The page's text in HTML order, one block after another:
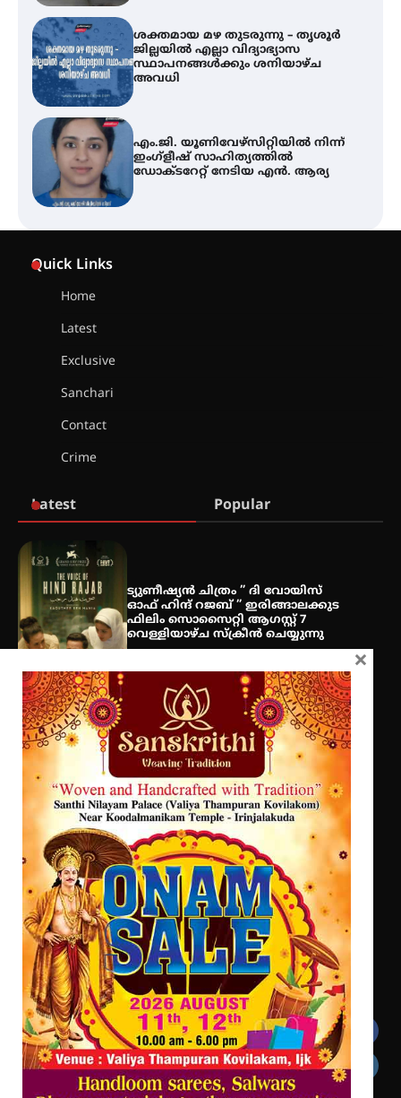
എം.ജി. യൂണിവേഴ്‌സിറ്റിയിൽ നിന്ന്
ഇംഗ്ളീഷ് സാഹിത്യത്തിൽ
ഡോക്ടറേറ്റ് നേടിയ എൻ. ആര്യ
ഇരിങ്ങാലക്കുട – ഗുരുവായൂർ –
താനൂർ റെയിൽപാത
യാഥാർത്ഥ്യമാകുന്നു
എം.ജി. യൂണിവേഴ്‌സിറ്റിയിൽ നിന്ന്
ഡോക്ടറേറ്റ് നേടിയ എൻ. ആര്യ
Quick Links
Home
Latest
Exclusive
Sanchari
Contact
Crime
Latest Popular
ട്യുണീഷ്യൻ ചിത്രം ” ദി വോയിസ്
ഓഫ് ഹിന്ദ് റജബ് ” ഇരിങ്ങാലക്കുട
ഫിലിം സൊസൈറ്റി ആഗസ്റ്റ് 7
വെള്ളിയാഴ്ച സ്‌ക്രീൻ ചെയ്യുന്നു
സെന്റ് ജോസഫ്സ് കോളജ്
കോമേഴ്‌സ് അസോസിയേഷന്
തുടക്കമായി
കോമേഴ്സ് എക്സ്പോയുമായി എസ്
എൻ ഹയർ സെക്കൻഡറി
വിദ്യാർത്ഥികൾ
സർഗ്ഗസാഹിതി- കവിതാസംഗമം 2026
കവിതാ ചർച്ച കാട്ടൂർ, ടി. കെ.
ബാലൻ ഹാളിൽ 16ന്
Get In Touch
Twitter Facebook
LinkedIn Instagram
×